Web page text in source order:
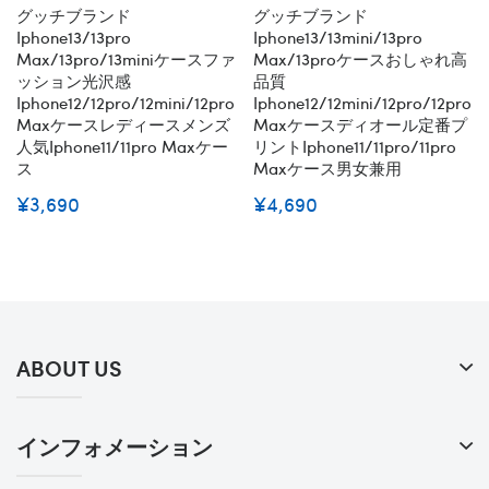
グッチブランド
Iphone13/13pro
Max/13pro/13miniケースファ
ッション光沢感
Iphone12/12pro/12mini/12pro
Maxケースレディースメンズ
人気iphone11/11pro Maxケー
ス
¥3,690
グッチブランド
Iphone13/13mini/13pro
Max/13proケースおしゃれ高
品質
Iphone12/12mini/12pro/12pro
Maxケースディオール定番プ
リントiphone11/11pro/11pro
Maxケース男女兼用
¥4,690
ABOUT US
インフォメーション